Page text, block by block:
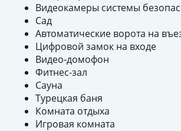
Видеокамеры системы
Сад
Автоматические ворота на
Цифровой замок на входе
Видео-домофон
Фитнес-зал
Сауна
Турецкая баня
Комната отдыха
Игровая комната